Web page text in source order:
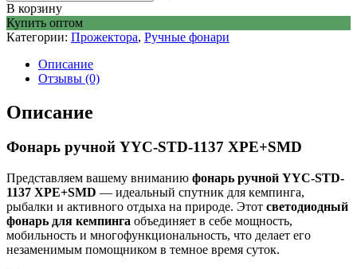
В корзину
Купить оптом
Категории: Прожектора, Ручные фонари
Описание
Отзывы (0)
Описание
Фонарь ручной YYC-STD-1137 XPE+SMD
Представляем вашему вниманию фонарь ручной YYC-STD-
1137 XPE+SMD — идеальный спутник для кемпинга,
рыбалки и активного отдыха на природе. Этот светодиодный
фонарь для кемпинга объединяет в себе мощность,
мобильность и многофункциональность, что делает его
незаменимым помощником в темное время суток.